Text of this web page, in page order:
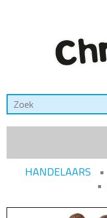
HANDELAARS